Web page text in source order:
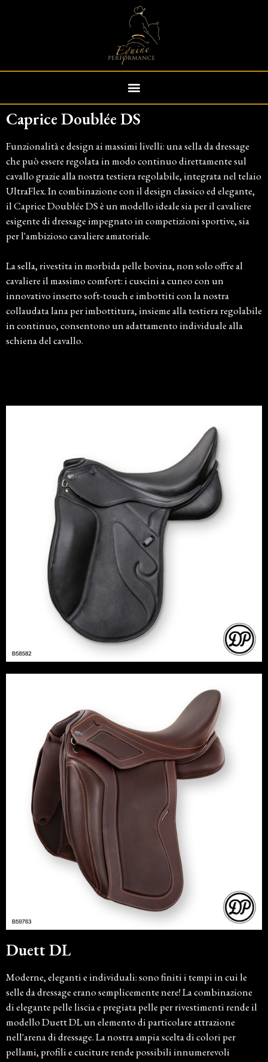
Caprice Doublée DS
Funzionalità e design ai massimi livelli: una sella da dressage
che può essere regolata in modo continuo direttamente sul
cavallo grazie alla nostra testiera regolabile, integrata nel telaio
UltraFlex. In combinazione con il design classico ed elegante,
il Caprice Doublée DS è un modello ideale sia per il cavaliere
esigente di dressage impegnato in competizioni sportive, sia
per l'ambizioso cavaliere amatoriale.
La sella, rivestita in morbida pelle bovina, non solo offre al
cavaliere il massimo comfort: i cuscini a cuneo con un
innovativo inserto soft-touch e imbottiti con la nostra
collaudata lana per imbottitura, insieme alla testiera regolabile
in continuo, consentono un adattamento individuale alla
schiena del cavallo.
Duett DL
Moderne, eleganti e individuali: sono finiti i tempi in cui le
selle da dressage erano semplicemente nere! La combinazione
di elegante pelle liscia e pregiata pelle per rivestimenti rende il
modello Duett DL un elemento di particolare attrazione
nell'arena di dressage. La nostra ampia scelta di colori per
pellami, profili e cuciture rende possibili innumerevoli